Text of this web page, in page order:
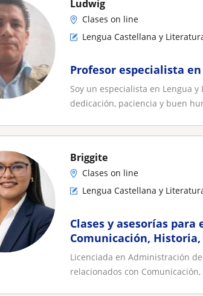
Ludwig
Clases on line
Lengua Castellana y
Profesor especialista
Soy un especialista en Lengua
dedicación, paciencia y buen
Briggite
Clases on line
Lengua Castellana y
Clases y asesorías
Comunicación,
Licenciada en Administración
relacionados con